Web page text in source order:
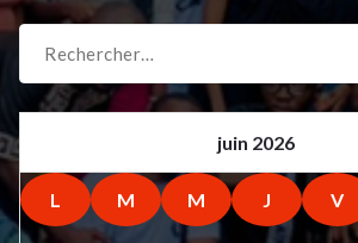
pour :
juin 2026
L M M J V